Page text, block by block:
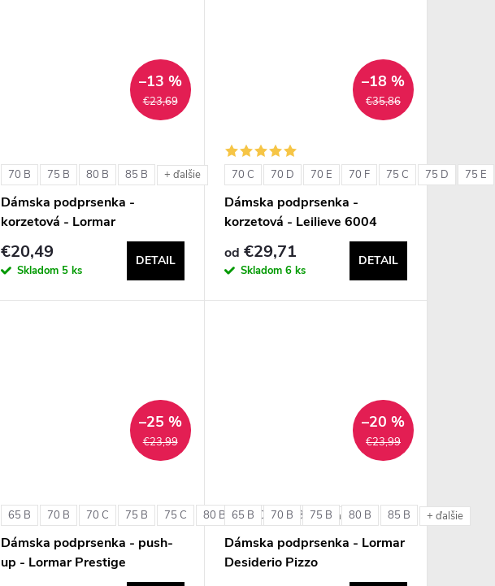
€23,69
–13 %
70 B 75 B 80 B 85 B + ďalšie
Dámska podprsenka -
korzetová - Lormar
ExtraOrdinary Fascia
€20,49
Skladom 5 ks
DETAIL
€35,86
–18 %
70 C 70 D 70 E 70 F 75 C 75 D 75 E
Dámska podprsenka -
korzetová - Leilieve 6004
od €29,71
Skladom 6 ks
DETAIL
€23,99
–25 %
65 B 70 B 70 C 75 B 75 C 80 B 80 C 85 B + ďalšie
Dámska podprsenka - push-
up - Lormar Prestige
€23,99
–20 %
65 B 70 B 75 B 80 B 85 B + ďalšie
Dámska podprsenka - Lormar
Desiderio Pizzo